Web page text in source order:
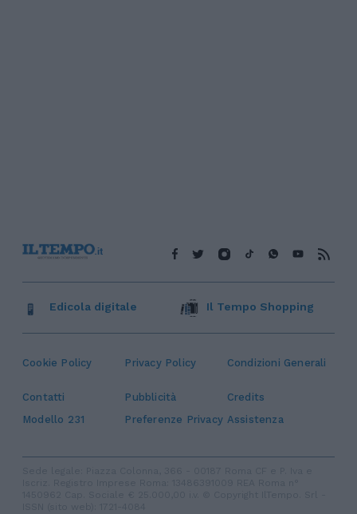
Cookie Policy Privacy Policy Condizioni Generali
Contatti Pubblicità
Credits
Modello 231
Preferenze Privacy Assistenza
Edicola digitale Il Tempo Shopping